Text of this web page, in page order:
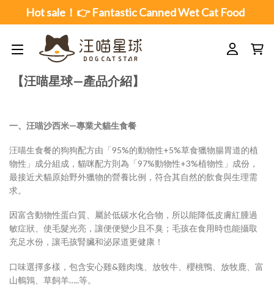
Hot sale！👉 Fantastic Canned Wet Cat Food
【汪喵星球—產品介紹】
一、汪喵沙西米—專業犬貓生食餐
汪喵生食餐的狗狗配方由「95%的動物性+5%草食獵物腸胃道的植
物性」成分組成，貓咪配方則為「97%動物性+3%植物性」成份，
最接近犬貓原始野外獵物的營養比例，符合其自然的飲食與生理需
求。
因富含動物性蛋白質、屬於低碳水化合物，所以能降低皮膚紅腫過
敏症狀、使毛髮光亮，讓便便變少且不臭；毛孩在食用時也能攝取
充足水份，讓毛孩腎臟和泌尿道更健康！
口味選擇多樣，包含安心雞&雞肉塊、放牧牛、櫻桃鴨、放牧鹿、富
山鵪鶉、草飼羊…..等。